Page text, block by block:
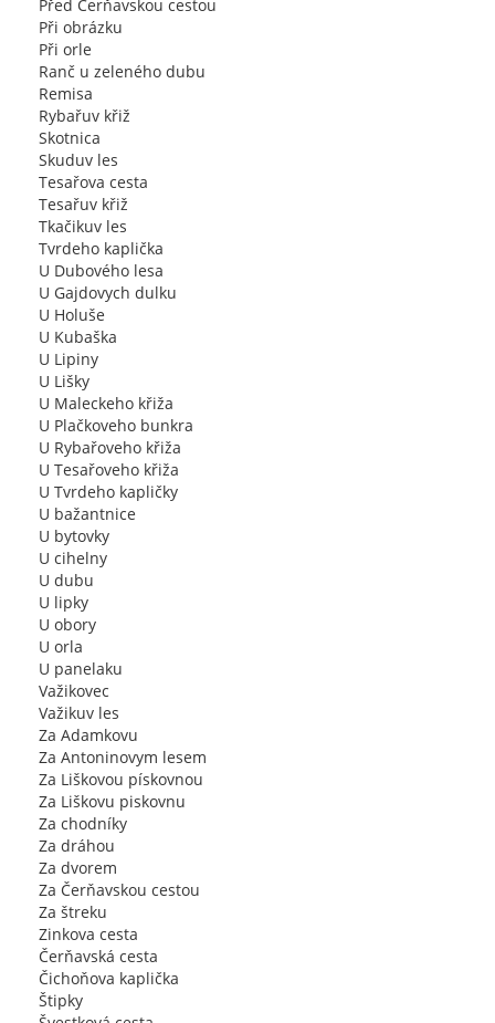
Před Čerňavskou cestou
Při obrázku
Při orle
Ranč u zeleného dubu
Remisa
Rybařuv křiž
Skotnica
Skuduv les
Tesařova cesta
Tesařuv křiž
Tkačikuv les
Tvrdeho kaplička
U Dubového lesa
U Gajdovych dulku
U Holuše
U Kubaška
U Lipiny
U Lišky
U Maleckeho křiža
U Plačkoveho bunkra
U Rybařoveho křiža
U Tesařoveho křiža
U Tvrdeho kapličky
U bažantnice
U bytovky
U cihelny
U dubu
U lipky
U obory
U orla
U panelaku
Važikovec
Važikuv les
Za Adamkovu
Za Antoninovym lesem
Za Liškovou pískovnou
Za Liškovu piskovnu
Za chodníky
Za dráhou
Za dvorem
Za Čerňavskou cestou
Za štreku
Zinkova cesta
Čerňavská cesta
Čichoňova kaplička
Štipky